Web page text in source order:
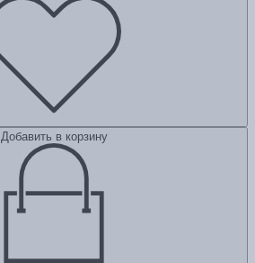
Добавить в корзину